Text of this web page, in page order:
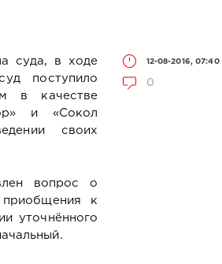
12-08-2016, 07:40
0
суда, в ходе
поступило
в качестве
и «Сокол
своих
вопрос о
к
уточнённого